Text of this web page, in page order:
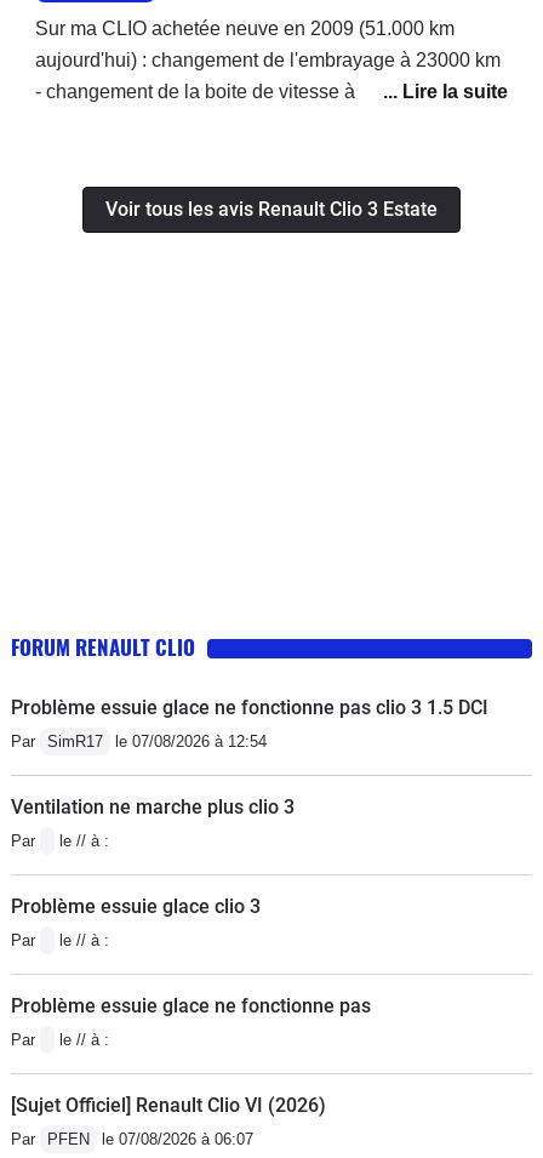
Sur ma CLIO achetée neuve en 2009 (51.000 km
aujourd'hui) : changement de l'embrayage à 23000 km
- changement de la boite de vitesse à 49500 km.j'ai le
emmenés à plus de 100000 km avant de les revendre.
Je pense que RENAULT m'a vendu une voiture
Voir tous les avis Renault Clio 3 Estate
FORUM RENAULT CLIO
Problème essuie glace ne fonctionne pas clio 3 1.5 DCI
Par SimR17 le 07/08/2026 à 12:54
Ventilation ne marche plus clio 3
Par le // à :
Problème essuie glace clio 3
Par le // à :
Problème essuie glace ne fonctionne pas
Par le // à :
[Sujet Officiel] Renault Clio VI (2026)
Par PFEN le 07/08/2026 à 06:07